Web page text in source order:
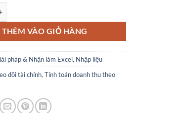
THÊM VÀO GIỎ HÀNG
pháp & Nhận làm Excel, Nhập liệu
dõi tài chính, Tính toán doanh thu theo